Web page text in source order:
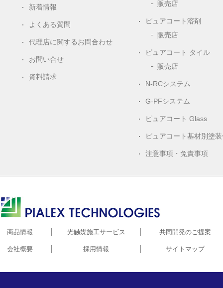
新着情報
よくある質問
代理店に関するお問合わせ
お問い合せ
資料請求
販売店
ピュアコート溶剤
販売店
ピュアコート タイル
販売店
N-RCシステム
G-PFシステム
ピュアコート Glass
ピュアコート基材別塗
注意事項・免責事項
商品情報 光触媒施工サービス 共同開発のご提案
会社概要 採用情報 サイトマップ